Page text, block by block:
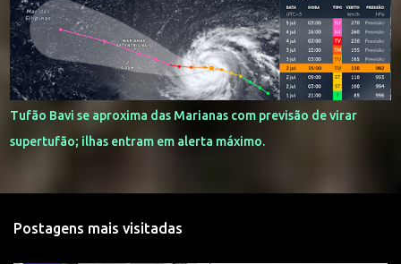
Tufão Bavi se aproxima das Marianas com previsão de virar
supertufão; ilhas entram em alerta máximo.
Postagens mais visitadas